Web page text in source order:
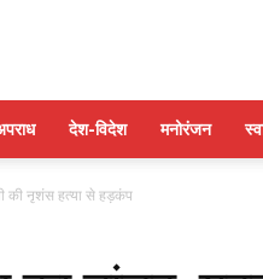
देश-विदेश मनोरंजन
की नृशंस हत्या से हड़कंप